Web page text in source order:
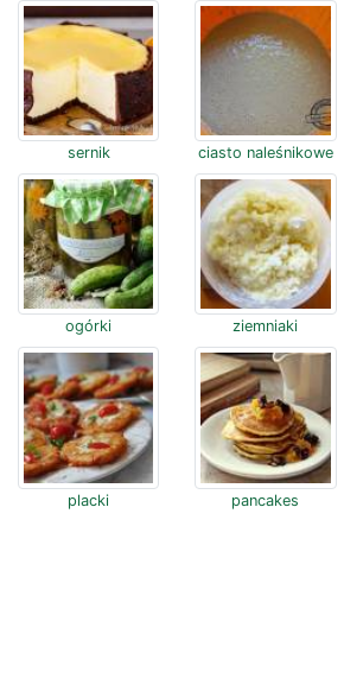
sernik ciasto naleśnikowe
ogórki ziemniaki
placki pancakes